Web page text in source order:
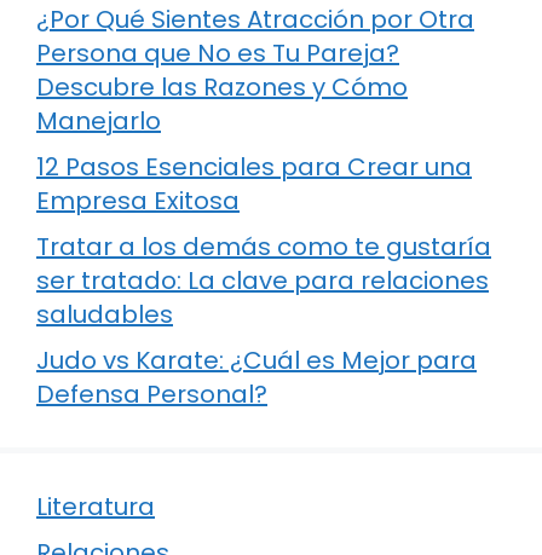
¿Por Qué Sientes Atracción por Otra
Persona que No es Tu Pareja?
Descubre las Razones y Cómo
Manejarlo
12 Pasos Esenciales para Crear una
Empresa Exitosa
Tratar a los demás como te gustaría
ser tratado: La clave para relaciones
saludables
Judo vs Karate: ¿Cuál es Mejor para
Defensa Personal?
Literatura